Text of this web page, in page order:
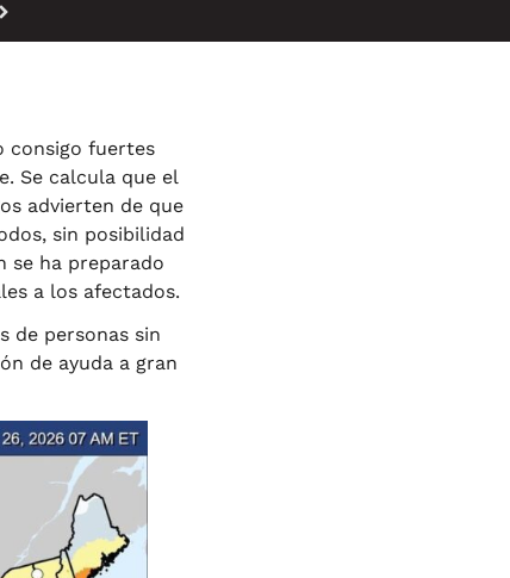
consigo fuertes
Se calcula que el
advierten de que
sin posibilidad
se ha preparado
a los afectados.
de personas sin
de ayuda a gran